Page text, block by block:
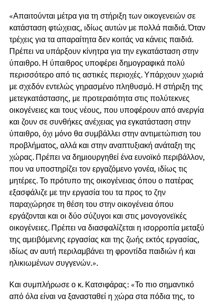
«Απαιτούνται μέτρα για τη στήριξη των οικογενειών σε
κατάσταση φτώχειας, ιδίως αυτών με πολλά παιδιά. Όταν
τρέχεις για τα απαραίτητα δεν κοιτάς να κάνεις παιδιά.
Πρέπει να υπάρξουν κίνητρα για την εγκατάσταση στην
ύπαιθρο. Η ύπαιθρος υποφέρει δημογραφικά πολύ
περισσότερο από τις αστικές περιοχές. Υπάρχουν χωριά
με σχεδόν εντελώς γηρασμένο πληθυσμό. Η στήριξη της
μετεγκατάστασης, με προτεραιότητα στις πολύτεκνες
οικογένειες και τους νέους, που υποφέρουν από ανεργία
και ζουν σε συνθήκες ανέχειας για εγκατάσταση στην
ύπαιθρο, όχι μόνο θα συμβάλλει στην αντιμετώπιση του
προβλήματος, αλλά και στην αναπτυξιακή ανάταξη της
χώρας. Πρέπει να δημιουργηθεί ένα ευνοϊκό περιβάλλον,
που να υποστηρίζει τον εργαζόμενο γονέα, ιδίως τις
μητέρες. Το πρότυπο της οικογένειας όπου ο πατέρας
εξασφάλιζε με την εργασία του τα προς το ζην
παραχώρησε τη θέση του στην οικογένεια όπου
εργάζονται και οι δύο σύζυγοι και στις μονογονεϊκές
οικογένειες. Πρέπει να διασφαλίζεται η ισορροπία μεταξύ
της αμειβόμενης εργασίας και της ζωής εκτός εργασίας,
ιδίως αν αυτή περιλαμβάνει τη φροντίδα παιδιών ή και
ηλικιωμένων συγγενών.».
Και συμπλήρωσε ο κ. Κατσιφάρας: «Το πιο σημαντικό
από όλα είναι να ξανασταθεί η χώρα στα πόδια της, το